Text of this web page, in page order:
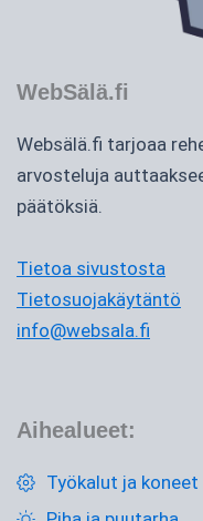
WebSälä.fi
Websälä.fi tarjoaa
arvosteluja
päätöksiä.
Tietoa sivustosta
Tietosuojakäytäntö
info@websala.fi
Aihealueet:
Työkalut ja koneet